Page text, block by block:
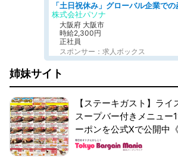
株式会社パソナ
大阪府 大阪市
時給2,300円
正社員
スポンサー：求人ボックス
姉妹サイト
【ステーキガスト】ラ
スープバー付きメニュー
ーポンを公式Xで公開中